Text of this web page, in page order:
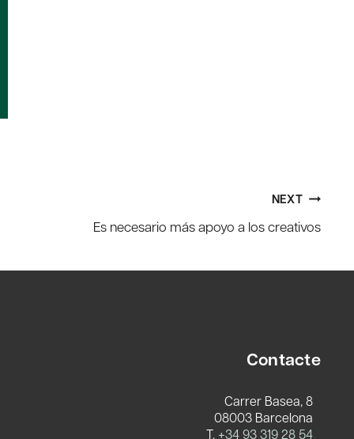
NEXT
Es necesario más apoyo a los creativos
Contacte
Carrer Basea, 8
08003 Barcelona
T. +34 93 319 28 54